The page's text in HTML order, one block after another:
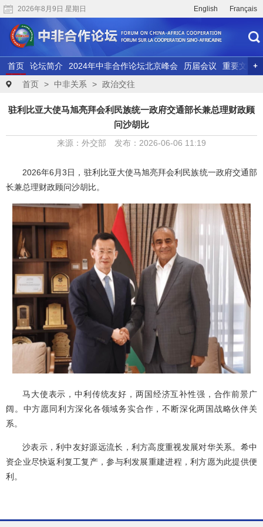
2026年8月9日 星期日 English Français
首页 论坛简介 2024年中非合作论坛北京峰会 历届会议
重要文献
联合研究
精彩视频
首页 > 中非关系 > 政治交往
驻利比亚大使马旭亮拜会利民族统一政府交通部长兼总理财政顾
问沙胡比
来源：外交部 发布：2026-06-06 11:19
2026年6月3日，驻利比亚大使马旭亮拜会利民族统一政府交通部
长兼总理财政顾问沙胡比。
马大使表示，中利传统友好，两国经济互补性强，合作前景广
阔。中方愿同利方深化各领域务实合作，不断深化两国战略伙伴关
系。
沙表示，利中友好源远流长，利方高度重视发展对华关系。希中
资企业尽快返利复工复产，参与利发展重建进程，利方愿为此提供便
利。